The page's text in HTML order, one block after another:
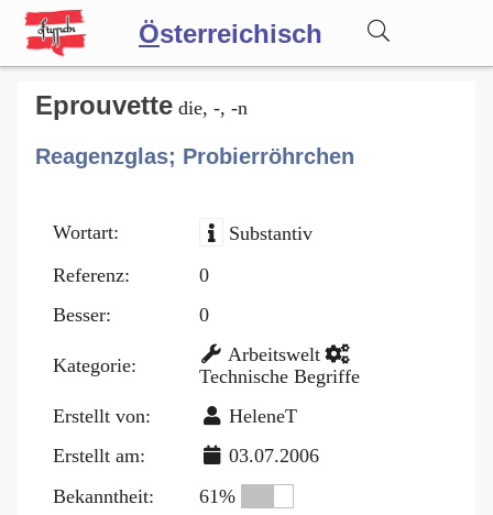
Österreichisch
Wörterbuch
Forum
Blog
Eprouvette die, -, -n
Reagenzglas; Probierröhrchen
Wortart:
Substantiv
Referenz:
0
Besser:
0
Kategorie:
Arbeitswelt
Technische Begriffe
Erstellt von:
HeleneT
Erstellt am:
03.07.2006
Bekanntheit:
61%